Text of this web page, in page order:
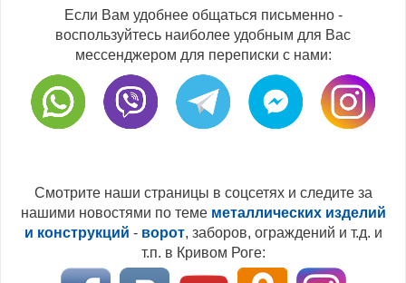
Если Вам удобнее общаться письменно -
воспользуйтесь наиболее удобным для Вас
мессенджером для переписки с нами:
Смотрите наши страницы в соцсетях и следите за
нашими новостями по теме металлических изделий
и конструкций - ворот, заборов, ограждений и т.д. и
т.п. в Кривом Роге: